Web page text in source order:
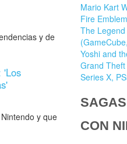
y de
'Los
y que
Mario Kart
Fire
The
Yoshi and
Grand
Series X,
CON